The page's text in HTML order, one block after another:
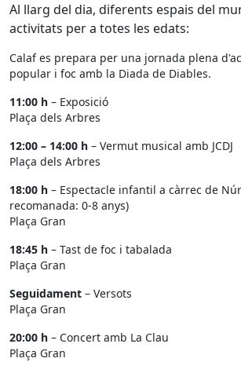
Al llarg del dia, diferents espais del
activitats per a totes les edats:
Calaf es prepara per una jornada plena
popular i foc amb la Diada de Diables.
11:00 h – Exposició
Plaça dels Arbres
12:00 – 14:00 h – Vermut musical amb JCDJ
Plaça dels Arbres
18:00 h – Espectacle infantil a càrrec de
recomanada: 0-8 anys)
Plaça Gran
18:45 h – Tast de foc i tabalada
Plaça Gran
Seguidament – Versots
Plaça Gran
20:00 h – Concert amb La Clau
Plaça Gran